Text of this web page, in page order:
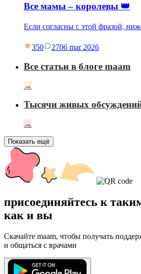
Все мамы – королевы 👑
Если согласны с этой фразой,
350 2706 mar 2026
Все статьи в блоге maam
→
Тысячи живых
→
Показать ещё
присоединяйтесь к
как и вы
Скачайте maam, чтобы получать
и общаться с врачами